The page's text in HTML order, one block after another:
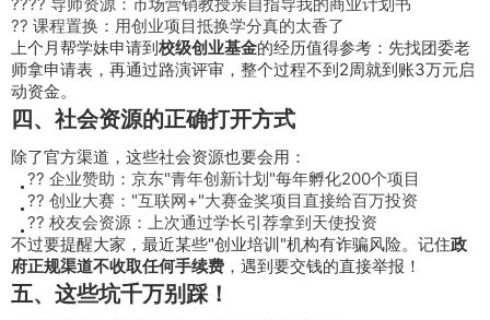
?? 课程置换：用创业项目抵换学分真的太香了
上个月帮学妹申请到校级创业基金的经历值得参考：先找团委老
师拿申请表，再通过路演评审，整个过程不到2周就到账3万元启
动资金。
四、社会资源的正确打开方式
除了官方渠道，这些社会资源也要会用：
?? 企业赞助：京东"青年创新计划"每年孵化200个项目
?? 创业大赛："互联网+"大赛金奖项目直接给百万投资
?? 校友会资源：上次通过学长引荐拿到天使投资
不过要提醒大家，最近某些"创业培训"机构有诈骗风险。记住政
府正规渠道不收取任何手续费 ，遇到要交钱的直接举报！
五、这些坑千万别踩！